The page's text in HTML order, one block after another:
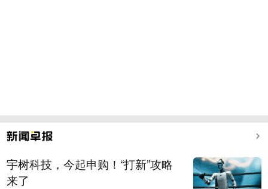
宇树科技，今起申购！“打新”攻略
来了